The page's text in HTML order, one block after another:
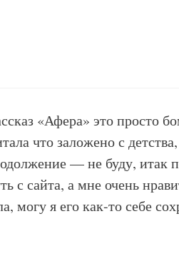
«Афера» это просто
что заложено с
— не буду, итак
с сайта, а мне очень
могу я его как-то себе